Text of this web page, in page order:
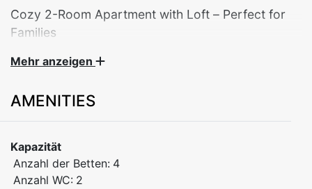
Cozy 2-Room Apartment with Loft – Perfect for
Families
you need for a comfortable stay, whether you're on
vacation or a weekend getaway
Bedroom 1: Family bunk bed with a 150 cm lower bunk
Bedroom 2: Family bunk bed with a 150 cm lower bunk
Mehr anzeigen
AMENITIES
Kapazität
Anzahl der Betten: 4
Anzahl WC: 2